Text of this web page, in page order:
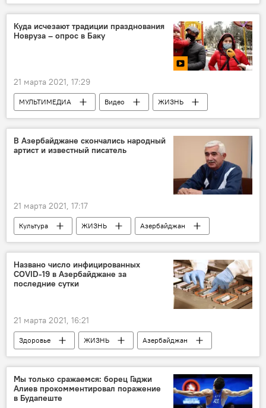
Азербайджан
Новости
Куда исчезают традиции празднования
Новруза – опрос в Баку
21 марта 2021, 17:29
МУЛЬТИМЕДИА Видео
ЖИЗНЬ
Азербайджан
Новости
В Азербайджане скончались народный
артист и известный писатель
21 марта 2021, 17:17
Культура ЖИЗНЬ
Азербайджан
Новости
Происшествия
писатель
Смерть Коронавирус
Названо число инфицированных
COVID-19 в Азербайджане за
последние сутки
21 марта 2021, 16:21
Здоровье ЖИЗНЬ
Азербайджан
Новости
Коронавирус Статистика
Мы только сражаемся: борец Гаджи
Алиев прокомментировал поражение
в Будапеште